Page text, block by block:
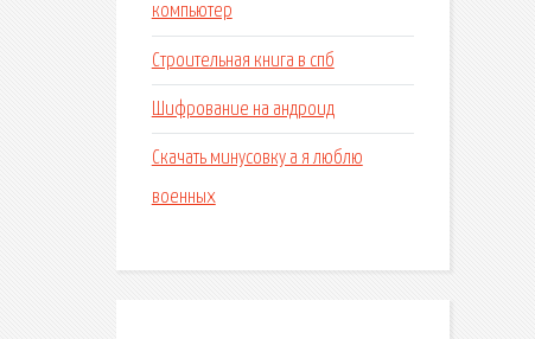
компьютер
Строительная книга в спб
Шифрование на андроид
Скачать минусовку а я люблю
военных